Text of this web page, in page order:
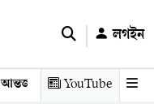
লগইন
আন্তর্জাতিক অর্থনীতি তথ্য
YouTube